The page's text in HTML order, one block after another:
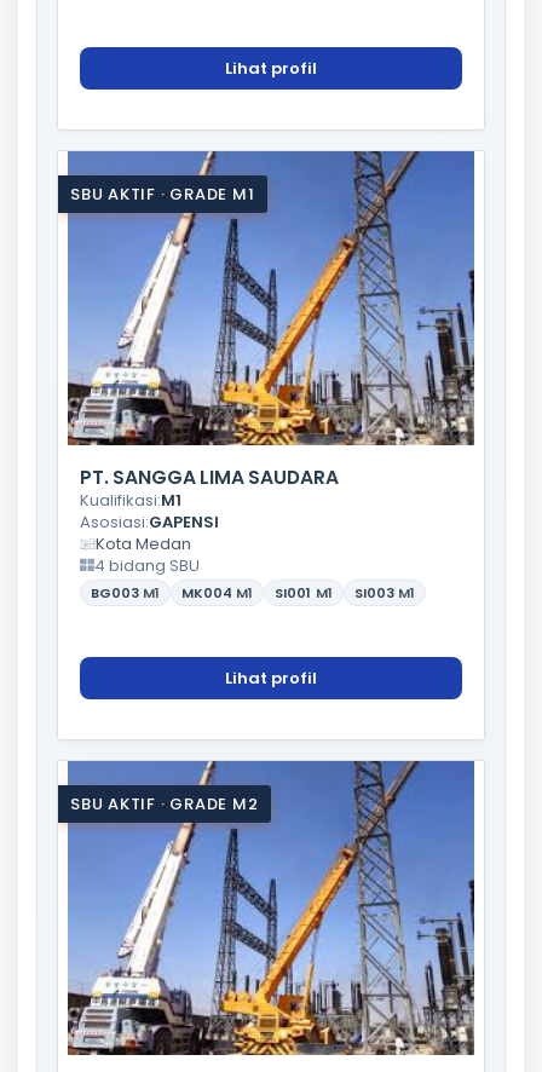
Lihat profil
SBU AKTIF · GRADE M1
PT. SANGGA LIMA SAUDARA
Kualifikasi:M1
Asosiasi:GAPENSI
Kota Medan
4 bidang SBU
BG003 M1 MK004 M1 SI001 M1 SI003 M1
Lihat profil
SBU AKTIF · GRADE M2